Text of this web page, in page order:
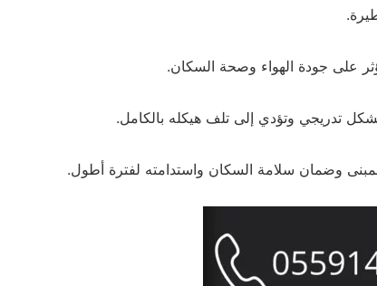
على جودة الهواء وصحة السكان.
تدريجي وتؤدي إلى تلف هيكله بالكامل.
وضمان سلامة السكان واستدامته لفترة أطول.